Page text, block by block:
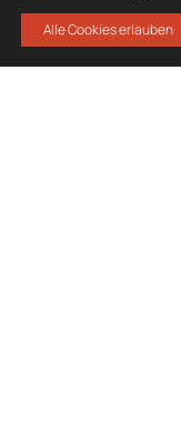
WEITERE LINKS
Unwetterwarnung
Alle Cookies erlauben